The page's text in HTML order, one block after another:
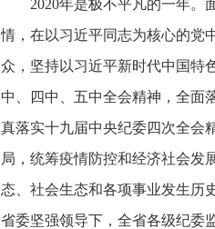
2020年是极不平凡的一年。
情，在以习近平同志为核心的党
众，坚持以习近平新时代中国特
中、四中、五中全会精神，全面
真落实十九届中央纪委四次全会
局，统筹疫情防控和经济社会发
态、社会生态和各项事业发生历
省委坚强领导下，全省各级纪委